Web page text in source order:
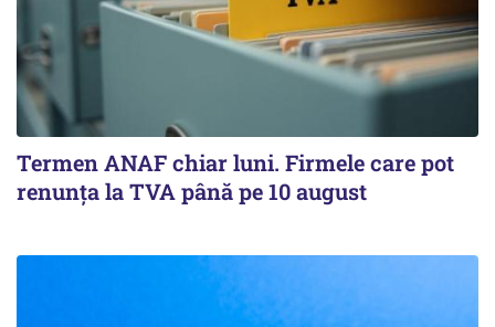
Termen ANAF chiar luni. Firmele care pot
renunța la TVA până pe 10 august